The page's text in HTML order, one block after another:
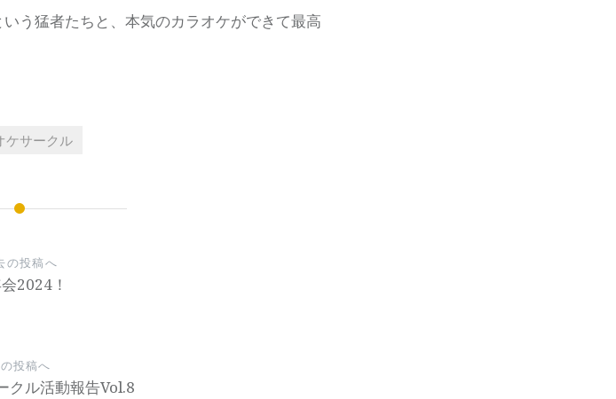
う猛者たちと、本気のカラオケができて最高
ケサークル
の投稿へ
2024！
投稿へ
クル活動報告Vol.8